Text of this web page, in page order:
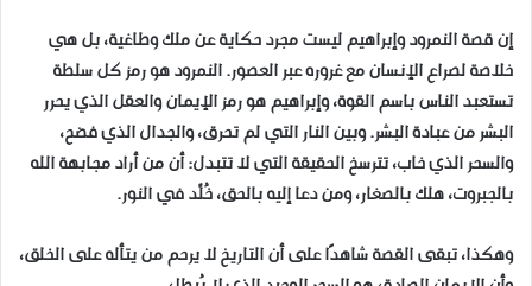
إن قصة النمرود وإبراهيم ليست مجرد حكاية عن ملك وطاغية، بل هي
خلاصة لصراع الإنسان مع غروره عبر العصور. النمرود هو رمز كل سلطة
تستعبد الناس باسم القوة، وإبراهيم هو رمز الإيمان والعقل الذي يحرر
البشر من عبادة البشر. وبين النار التي لم تحرق، والجدال الذي فضح،
والسحر الذي خاب، تترسخ الحقيقة التي لا تتبدل: أن من أراد مجابهة الله
بالجبروت، هلك بالصغار، ومن دعا إليه بالحق، خُلّد في النور.
وهكذا، تبقى القصة شاهدًا على أن التاريخ لا يرحم من يتأله على الخلق،